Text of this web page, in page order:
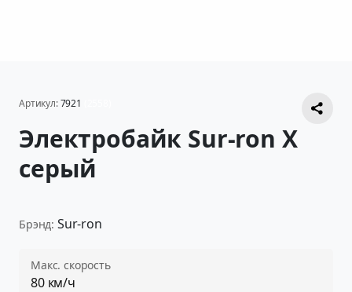
Артикул:7921
Электробайк Sur-ron X
серый
Брэнд: Sur-ron
Макс. скорость
80 км/ч